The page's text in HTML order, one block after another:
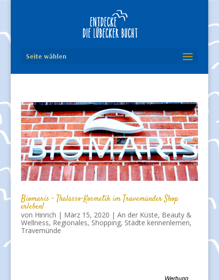
Seite wählen
Biomaris – Thalasso-Kosmetik im Travemünder Shop
erleben!
von Hinrich | März 15, 2020 | An der Küste, Beauty &
Wellness, Regionales, Shopping, Städte kennenlernen,
Travemünde